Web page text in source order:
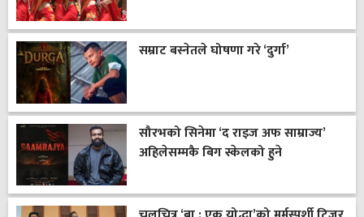
सम्राट बस्नेतले घोषणा गरे ‘दुर्गा’
सौरभको सिनेमा ‘द राइज अफ साम्राज्य’
अहिलेसम्मकै बिग स्केलको हुने